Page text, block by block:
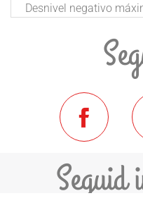
Desnivel negativo
Seguid